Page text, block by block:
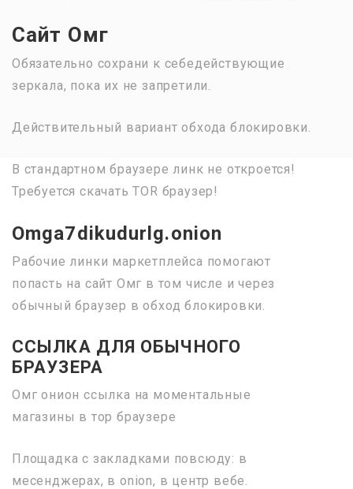
Сайт Омг
Обязательно сохрани к себедействующие
зеркала, пока их не запретили.
Действительный вариант обхода блокировки.
В стандартном браузере линк не откроется!
Требуется скачать TOR браузер!
Omga7dikudurlg.onion
Рабочие линки маркетплейса помогают
попасть на сайт Омг в том числе и через
обычный браузер в обход блокировки.
ССЫЛКА ДЛЯ ОБЫЧНОГО
БРАУЗЕРА
Омг онион ссылка на моментальные
магазины в тор браузере
Площадка с закладками повсюду: в
месенджерах, в onion, в центр вебе.